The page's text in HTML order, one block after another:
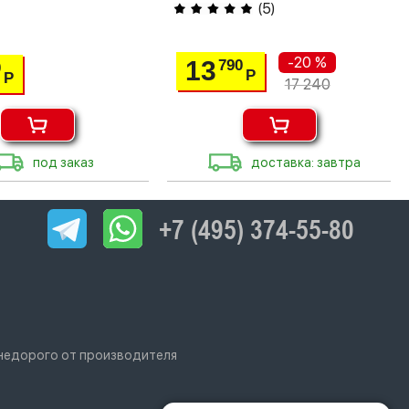
Р
под заказ
(5)
13790
Р
-20 %
17 240
доставка: завтра
+7 (495) 374-55-80
от производителя